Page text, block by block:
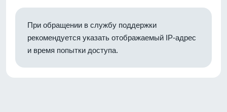
При обращении в службу поддержки
рекомендуется указать отображаемый IP-адрес
и время попытки доступа.